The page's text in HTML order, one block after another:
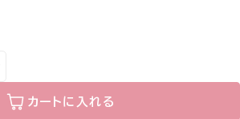
カートに入れる